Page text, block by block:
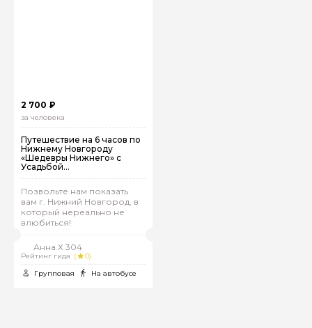
2 700 ₽
за человека
Путешествие на 6 часов по
Нижнему Новгороду
«Шедевры Нижнего» с
Усадьбой
"Рукавишниковых"
Позвольте нам показать
вам г. Нижний Новгород, в
который нереально не
влюбиться!
Анна.Х 304
Рейтинг гида (
0)
Групповая
На автобусе